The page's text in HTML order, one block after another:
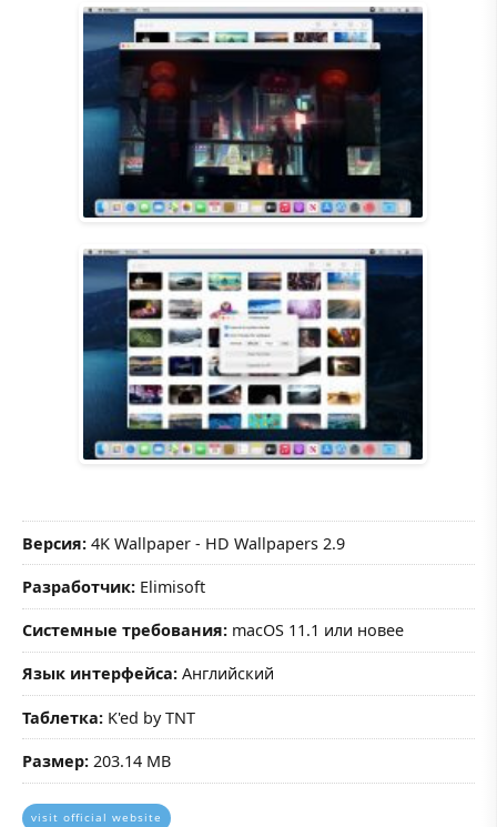
Версия: 4K Wallpaper - HD Wallpapers 2.9
Разработчик: Elimisoft
Системные требования: macOS 11.1 или новее
Язык интерфейса: Английский
Таблетка: K'ed by TNT
Размер: 203.14 MB
visit official website